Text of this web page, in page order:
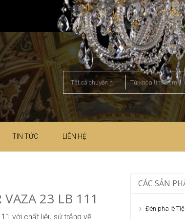
TIN TỨC LIÊN HỆ
VAZA 23 LB 111
với chất liệu sứ trắng vẽ
CÁC SẢN
Đèn pha lê